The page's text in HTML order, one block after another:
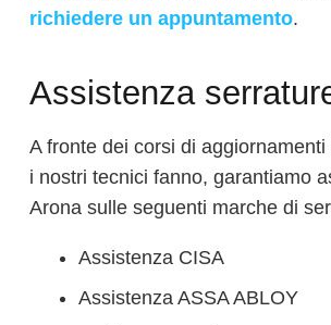
richiedere un appuntamento.
Assistenza
A fronte dei corsi di
i nostri tecnici fanno, garantiamo
Arona sulle seguenti marche di
Assistenza CISA
Assistenza ASSA ABLOY